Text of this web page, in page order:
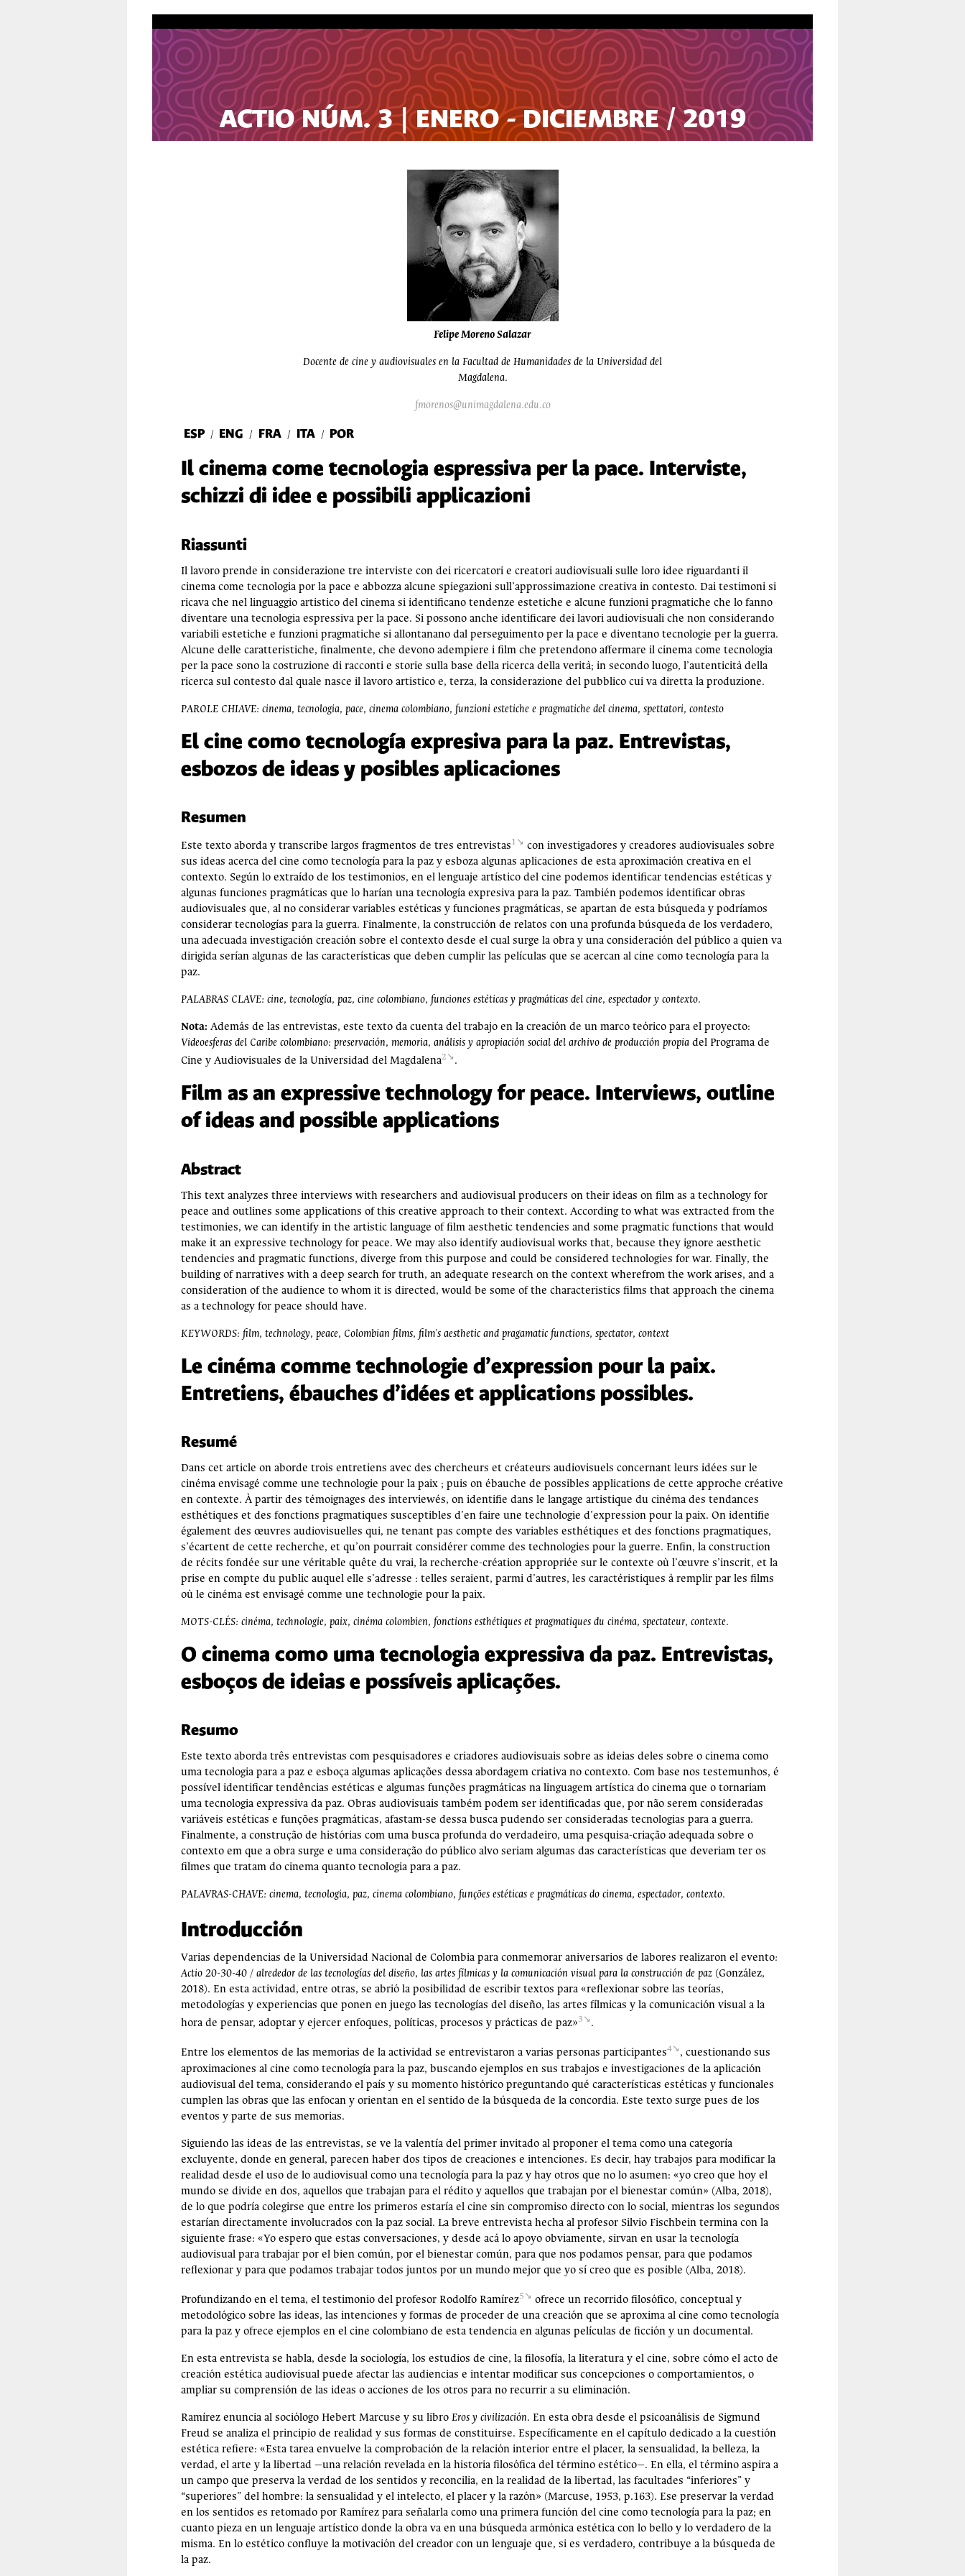
ACTIO NÚM. 3 | ENERO - DICIEMBRE / 2019
Felipe Moreno Salazar
Docente de cine y audiovisuales en la Facultad de Humanidades de la Universidad del
Magdalena.
fmorenos@unimagdalena.edu.co
ESP / ENG / FRA / ITA / POR
Il cinema come tecnologia espressiva per la pace. Interviste,
schizzi di idee e possibili applicazioni
Riassunti
Il lavoro prende in considerazione tre interviste con dei ricercatori e creatori audiovisuali sulle loro idee riguardanti il
cinema come tecnologia por la pace e abbozza alcune spiegazioni sull’approssimazione creativa in contesto. Dai testimoni si
ricava che nel linguaggio artistico del cinema si identificano tendenze estetiche e alcune funzioni pragmatiche che lo fanno
diventare una tecnologia espressiva per la pace. Si possono anche identificare dei lavori audiovisuali che non considerando
variabili estetiche e funzioni pragmatiche si allontanano dal perseguimento per la pace e diventano tecnologie per la guerra.
Alcune delle caratteristiche, finalmente, che devono adempiere i film che pretendono affermare il cinema come tecnologia
per la pace sono la costruzione di racconti e storie sulla base della ricerca della verità; in secondo luogo, l’autenticità della
ricerca sul contesto dal quale nasce il lavoro artistico e, terza, la considerazione del pubblico cui va diretta la produzione.
PAROLE CHIAVE: cinema, tecnologia, pace, cinema colombiano, funzioni estetiche e pragmatiche del cinema, spettatori, contesto
El cine como tecnología expresiva para la paz. Entrevistas,
esbozos de ideas y posibles aplicaciones
Resumen
Este texto aborda y transcribe largos fragmentos de tres entrevistas1
con investigadores y creadores audiovisuales sobre
sus ideas acerca del cine como tecnología para la paz y esboza algunas aplicaciones de esta aproximación creativa en el
contexto. Según lo extraído de los testimonios, en el lenguaje artístico del cine podemos identificar tendencias estéticas y
algunas funciones pragmáticas que lo harían una tecnología expresiva para la paz. También podemos identificar obras
audiovisuales que, al no considerar variables estéticas y funciones pragmáticas, se apartan de esta búsqueda y podríamos
considerar tecnologías para la guerra. Finalmente, la construcción de relatos con una profunda búsqueda de los verdadero,
una adecuada investigación creación sobre el contexto desde el cual surge la obra y una consideración del público a quien va
dirigida serían algunas de las características que deben cumplir las películas que se acercan al cine como tecnología para la
paz.
PALABRAS CLAVE: cine, tecnología, paz, cine colombiano, funciones estéticas y pragmáticas del cine, espectador y contexto.
Nota: Además de las entrevistas, este texto da cuenta del trabajo en la creación de un marco teórico para el proyecto:
Videoesferas del Caribe colombiano: preservación, memoria, análisis y apropiación social del archivo de producción propia del Programa de
Cine y Audiovisuales de la Universidad del Magdalena2 .
Film as an expressive technology for peace. Interviews, outline
of ideas and possible applications
Abstract
This text analyzes three interviews with researchers and audiovisual producers on their ideas on film as a technology for
peace and outlines some applications of this creative approach to their context. According to what was extracted from the
testimonies, we can identify in the artistic language of film aesthetic tendencies and some pragmatic functions that would
make it an expressive technology for peace. We may also identify audiovisual works that, because they ignore aesthetic
tendencies and pragmatic functions, diverge from this purpose and could be considered technologies for war. Finally, the
building of narratives with a deep search for truth, an adequate research on the context wherefrom the work arises, and a
consideration of the audience to whom it is directed, would be some of the characteristics films that approach the cinema
as a technology for peace should have.
KEYWORDS: film, technology, peace, Colombian films, film's aesthetic and pragamatic functions, spectator, context
Le cinéma comme technologie d’expression pour la paix.
Entretiens, ébauches d’idées et applications possibles.
Resumé
Dans cet article on aborde trois entretiens avec des chercheurs et créateurs audiovisuels concernant leurs idées sur le
cinéma envisagé comme une technologie pour la paix ; puis on ébauche de possibles applications de cette approche créative
en contexte. À partir des témoignages des interviewés, on identifie dans le langage artistique du cinéma des tendances
esthétiques et des fonctions pragmatiques susceptibles d’en faire une technologie d’expression pour la paix. On identifie
également des œuvres audiovisuelles qui, ne tenant pas compte des variables esthétiques et des fonctions pragmatiques,
s’écartent de cette recherche, et qu’on pourrait considérer comme des technologies pour la guerre. Enfin, la construction
de récits fondée sur une véritable quête du vrai, la recherche-création appropriée sur le contexte où l’œuvre s’inscrit, et la
prise en compte du public auquel elle s’adresse : telles seraient, parmi d’autres, les caractéristiques à remplir par les films
où le cinéma est envisagé comme une technologie pour la paix.
MOTS-CLÉS: cinéma, technologie, paix, cinéma colombien, fonctions esthétiques et pragmatiques du cinéma, spectateur, contexte.
O cinema como uma tecnologia expressiva da paz. Entrevistas,
esboços de ideias e possíveis aplicações.
Resumo
Este texto aborda três entrevistas com pesquisadores e criadores audiovisuais sobre as ideias deles sobre o cinema como
uma tecnologia para a paz e esboça algumas aplicações dessa abordagem criativa no contexto. Com base nos testemunhos, é
possível identificar tendências estéticas e algumas funções pragmáticas na linguagem artística do cinema que o tornariam
uma tecnologia expressiva da paz. Obras audiovisuais também podem ser identificadas que, por não serem consideradas
variáveis estéticas e funções pragmáticas, afastam-se dessa busca pudendo ser consideradas tecnologias para a guerra.
Finalmente, a construção de histórias com uma busca profunda do verdadeiro, uma pesquisa-criação adequada sobre o
contexto em que a obra surge e uma consideração do público alvo seriam algumas das características que deveriam ter os
filmes que tratam do cinema quanto tecnologia para a paz.
PALAVRAS-CHAVE: cinema, tecnologia, paz, cinema colombiano, funções estéticas e pragmáticas do cinema, espectador, contexto.
Introducción
Varias dependencias de la Universidad Nacional de Colombia para conmemorar aniversarios de labores realizaron el evento:
Actio 20-30-40 / alrededor de las tecnologías del diseño, las artes fílmicas y la comunicación visual para la construcción de paz (González,
2018). En esta actividad, entre otras, se abrió la posibilidad de escribir textos para «reflexionar sobre las teorías,
metodologías y experiencias que ponen en juego las tecnologías del diseño, las artes fílmicas y la comunicación visual a la
hora de pensar, adoptar y ejercer enfoques, políticas, procesos y prácticas de paz»3 .
Entre los elementos de las memorias de la actividad se entrevistaron a varias personas participantes4
, cuestionando sus
aproximaciones al cine como tecnología para la paz, buscando ejemplos en sus trabajos e investigaciones de la aplicación
audiovisual del tema, considerando el país y su momento histórico preguntando qué características estéticas y funcionales
cumplen las obras que las enfocan y orientan en el sentido de la búsqueda de la concordia. Este texto surge pues de los
eventos y parte de sus memorias.
Siguiendo las ideas de las entrevistas, se ve la valentía del primer invitado al proponer el tema como una categoría
excluyente, donde en general, parecen haber dos tipos de creaciones e intenciones. Es decir, hay trabajos para modificar la
realidad desde el uso de lo audiovisual como una tecnología para la paz y hay otros que no lo asumen: «yo creo que hoy el
mundo se divide en dos, aquellos que trabajan para el rédito y aquellos que trabajan por el bienestar común» (Alba, 2018),
de lo que podría colegirse que entre los primeros estaría el cine sin compromiso directo con lo social, mientras los segundos
estarían directamente involucrados con la paz social. La breve entrevista hecha al profesor Silvio Fischbein termina con la
siguiente frase: «Yo espero que estas conversaciones, y desde acá lo apoyo obviamente, sirvan en usar la tecnología
audiovisual para trabajar por el bien común, por el bienestar común, para que nos podamos pensar, para que podamos
reflexionar y para que podamos trabajar todos juntos por un mundo mejor que yo sí creo que es posible (Alba, 2018).
Profundizando en el tema, el testimonio del profesor Rodolfo Ramírez5
ofrece un recorrido filosófico, conceptual y
metodológico sobre las ideas, las intenciones y formas de proceder de una creación que se aproxima al cine como tecnología
para la paz y ofrece ejemplos en el cine colombiano de esta tendencia en algunas películas de ficción y un documental.
En esta entrevista se habla, desde la sociología, los estudios de cine, la filosofía, la literatura y el cine, sobre cómo el acto de
creación estética audiovisual puede afectar las audiencias e intentar modificar sus concepciones o comportamientos, o
ampliar su comprensión de las ideas o acciones de los otros para no recurrir a su eliminación.
Ramírez enuncia al sociólogo Hebert Marcuse y su libro Eros y civilización. En esta obra desde el psicoanálisis de Sigmund
Freud se analiza el principio de realidad y sus formas de constituirse. Específicamente en el capítulo dedicado a la cuestión
estética refiere: «Esta tarea envuelve la comprobación de la relación interior entre el placer, la sensualidad, la belleza, la
verdad, el arte y la libertad —una relación revelada en la historia filosófica del término estético—. En ella, el término aspira a
un campo que preserva la verdad de los sentidos y reconcilia, en la realidad de la libertad, las facultades “inferiores” y
“superiores” del hombre: la sensualidad y el intelecto, el placer y la razón» (Marcuse, 1953, p.163). Ese preservar la verdad
en los sentidos es retomado por Ramírez para señalarla como una primera función del cine como tecnología para la paz; en
cuanto pieza en un lenguaje artístico donde la obra va en una búsqueda armónica estética con lo bello y lo verdadero de la
misma. En lo estético confluye la motivación del creador con un lenguaje que, si es verdadero, contribuye a la búsqueda de
la paz.